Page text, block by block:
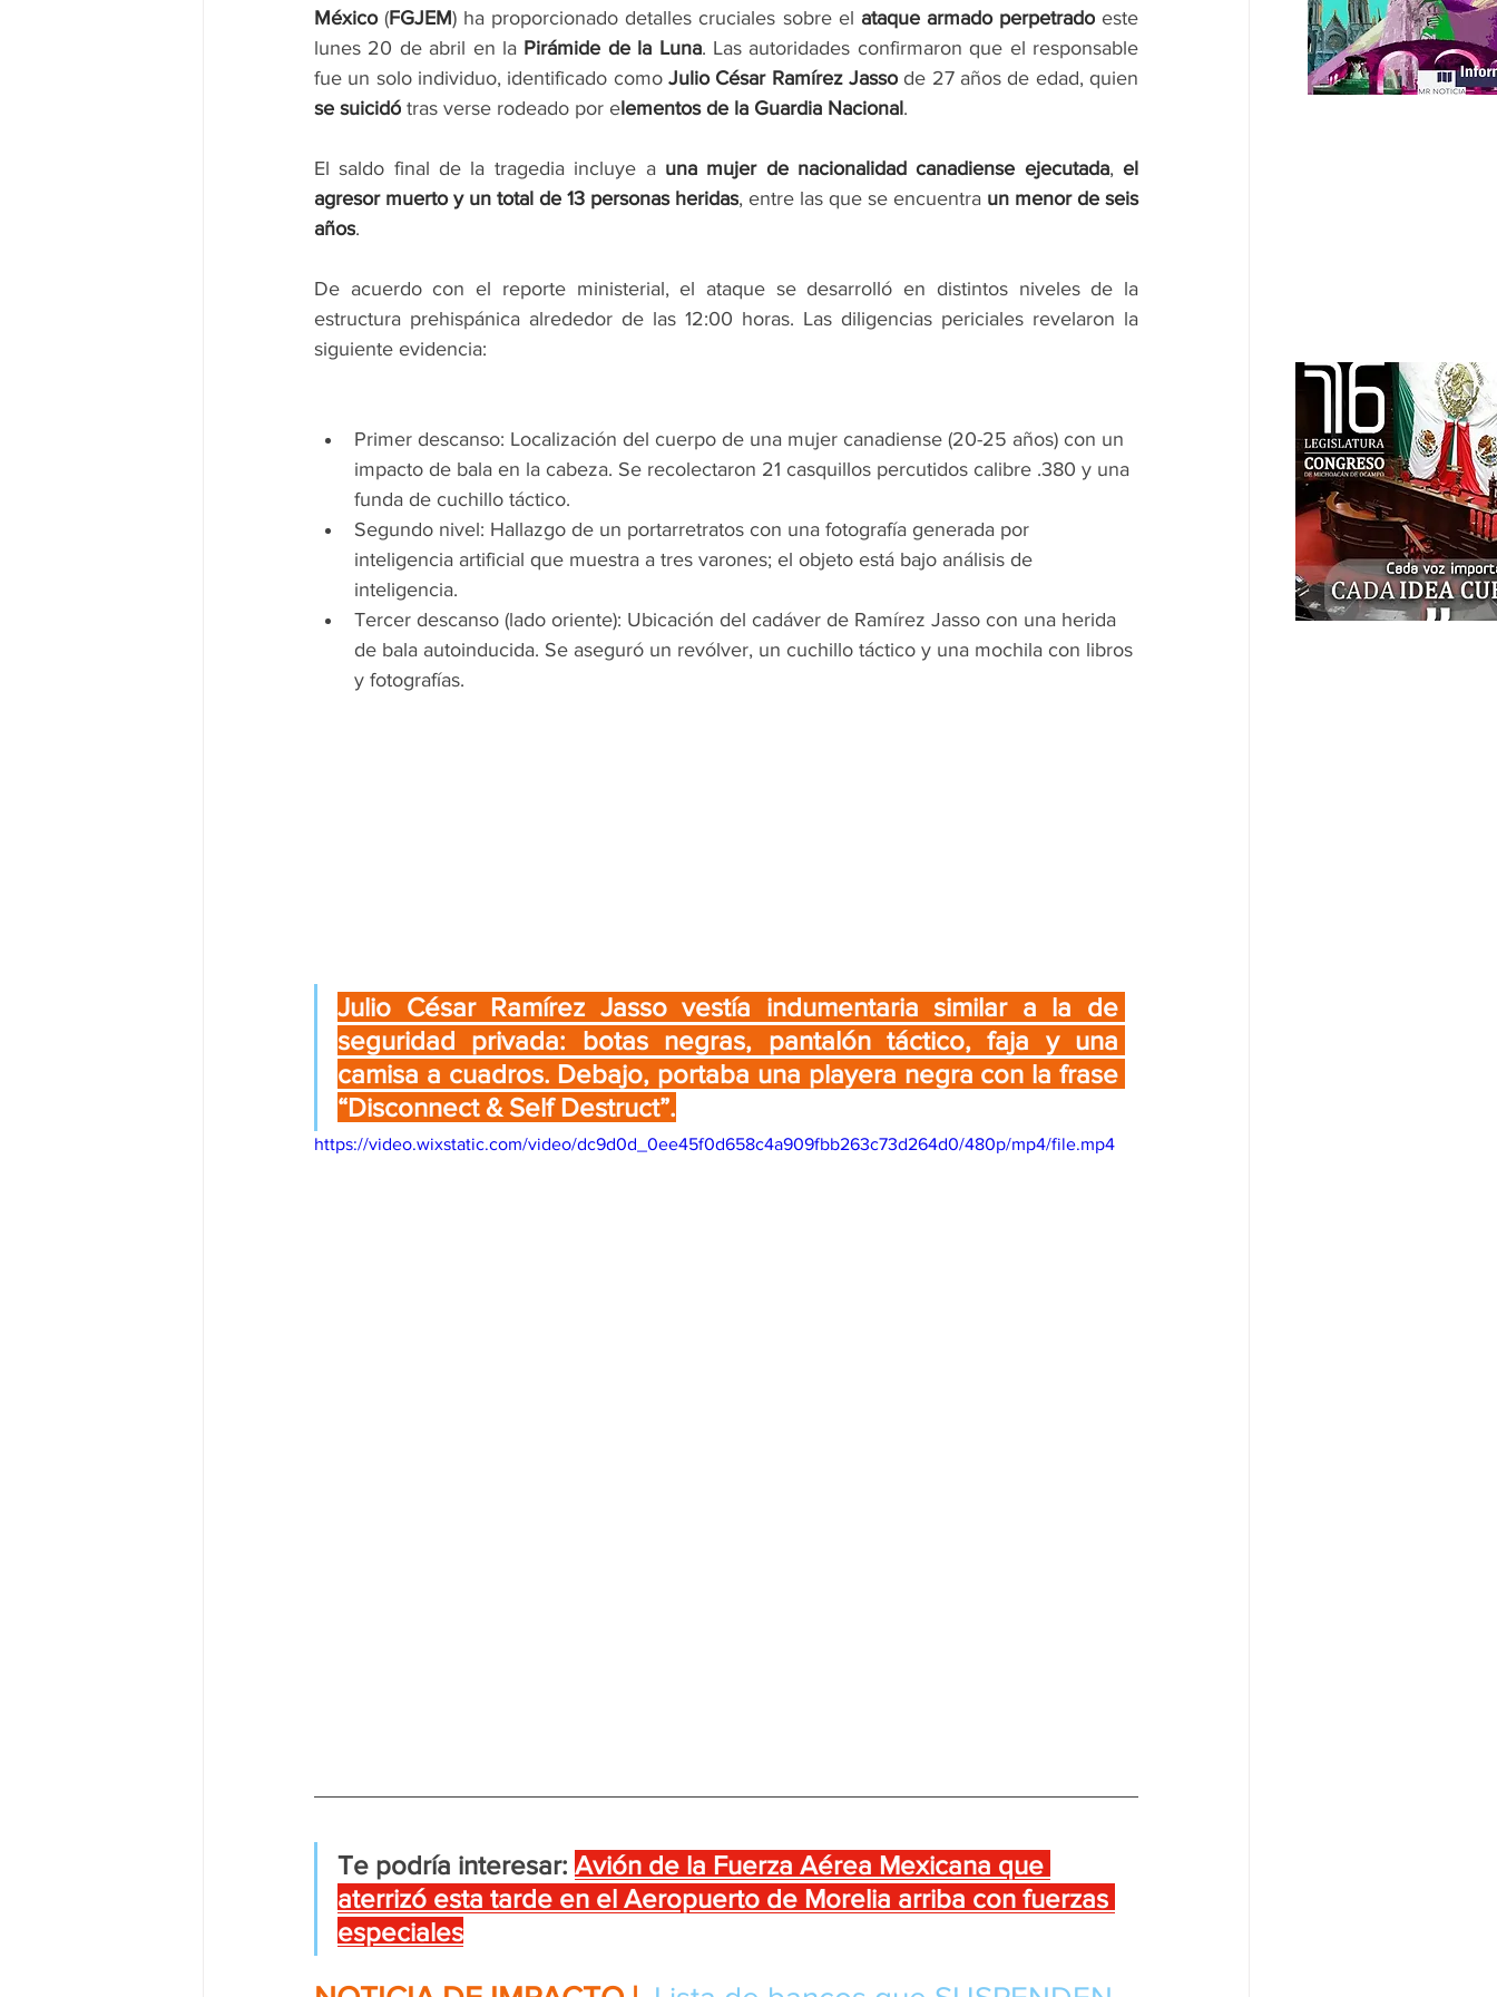
México (FGJEM) ha proporcionado detalles cruciales sobre el ataque armado perpetrado este
lunes 20 de abril en la Pirámide de la Luna. Las autoridades confirmaron que el responsable
fue un solo individuo, identificado como Julio César Ramírez Jasso
se suicidó tras verse rodeado por elementos de la Guardia Nacional.
El saldo final de la tragedia incluye a una mujer de nacionalidad canadiense ejecutada, el
agresor muerto y un total de 13 personas heridas, entre las que se encuentra un menor de seis
años.
De acuerdo con el reporte ministerial, el ataque se desarrolló en distintos niveles de la
estructura prehispánica alrededor de las 12:00 horas. Las diligencias periciales revelaron la
siguiente evidencia:
Primer descanso: Localización del cuerpo de una mujer canadiense (20-25 años) con un
impacto de bala en la cabeza. Se recolectaron 21 casquillos percutidos calibre .380 y una
funda de cuchillo táctico.
Segundo nivel: Hallazgo de un portarretratos con una fotografía generada por
inteligencia artificial que muestra a tres varones; el objeto está bajo análisis de
inteligencia.
Tercer descanso (lado oriente): Ubicación del cadáver de Ramírez Jasso con una herida
de bala autoinducida. Se aseguró un revólver, un cuchillo táctico y una mochila con libros
y fotografías.
Julio César Ramírez Jasso vestía indumentaria similar a la de
seguridad privada: botas negras, pantalón táctico, faja y una
camisa a cuadros. Debajo, portaba una playera negra con la frase
“Disconnect & Self Destruct”.
https://video.wixstatic.com/video/dc9d0d_0ee45f0d658c4a909fbb263c73d264d0/480p/mp4/file.mp4
Te podría interesar: Avión de la Fuerza Aérea Mexicana que
aterrizó esta tarde en el Aeropuerto de Morelia arriba con fuerzas
especiales